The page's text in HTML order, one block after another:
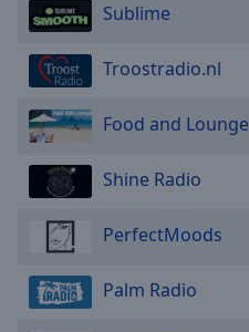
Sublime
Troostradio.nl
Food and Lounge
Shine Radio
PerfectMoods
Palm Radio